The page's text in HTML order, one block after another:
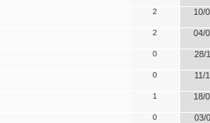
2 10/
2 04/
0 28/
0 11/
1 18/
0 03/